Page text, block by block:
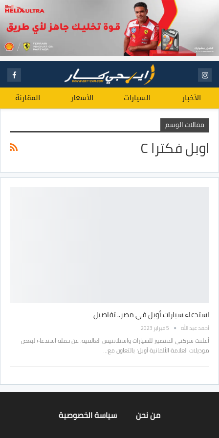
الأخبار السيارات الأسعار المقارنة
مقالات الوسم
اوبل فكترا C
استدعاء سيارات أوبل في مصر.. تفاصيل
أحمد عبد الله 5 فبراير 2023
أعلنت شركتي المنصور للسيارات واستلانتيس العالمية، عن حملة استدعاء لبعض
موديلات العلامة الألمانية أوبل؛ بالتعاون مع…
من نحن سياسة الخصوصية